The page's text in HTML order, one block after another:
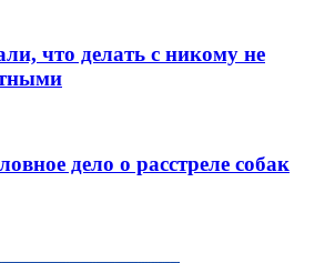
что делать с никому не
дело о расстреле собак